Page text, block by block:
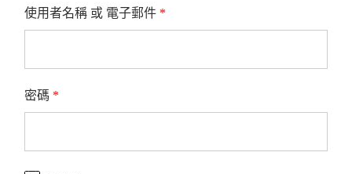
使用者名稱 或 電子郵件 *
密碼 *